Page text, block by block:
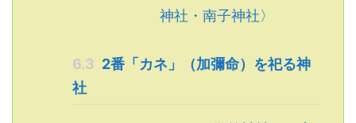
神社・南子神社〉
6.3 2番「カネ」（加彌命）を祀る神
社